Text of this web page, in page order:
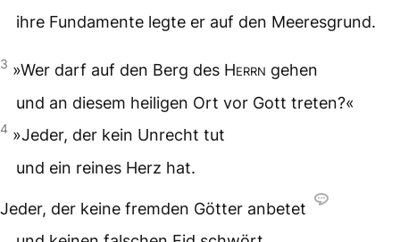
ihre Fundamente legte er auf den Meeresgrund.
3 »Wer darf auf den Berg des Herrn gehen
und an diesem heiligen Ort vor Gott treten?«
4 »Jeder, der kein Unrecht tut
und ein reines Herz hat.
Jeder, der keine fremden Götter anbetet